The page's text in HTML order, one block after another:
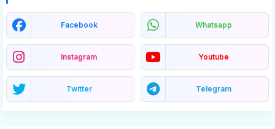
Facebook Whatsapp
Instagram Youtube
Twitter Telegram